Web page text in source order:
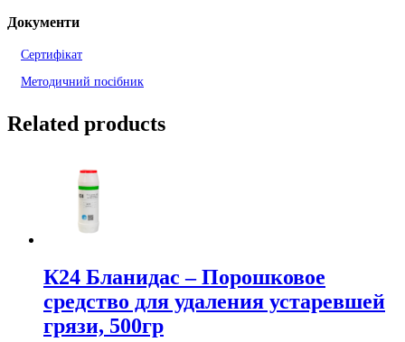
Документи
Сертифікат
Методичний посібник
Related products
К24 Бланидас – Порошковое
средство для удаления устаревшей
грязи, 500гр